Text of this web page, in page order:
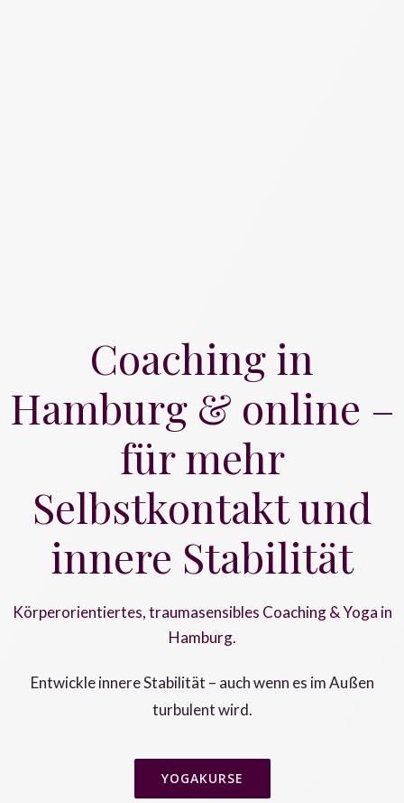
Coaching in
Hamburg & online –
für mehr
Selbstkontakt und
innere Stabilität
Körperorientiertes, traumasensibles Coaching & Yoga in
Hamburg.
Entwickle innere Stabilität – auch wenn es im Außen
turbulent wird.
YOGAKURSE